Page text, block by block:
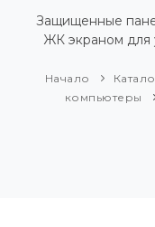
ПРИМЕРЫ И
КАТАЛОГ
Защищенные
ЖК экраном для
Начало
компьютеры